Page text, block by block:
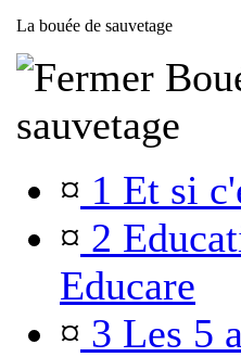
La bouée de sauvetage
sauvetage
¤ 1 Et si
¤ 2
Educare
¤ 3 Les 5